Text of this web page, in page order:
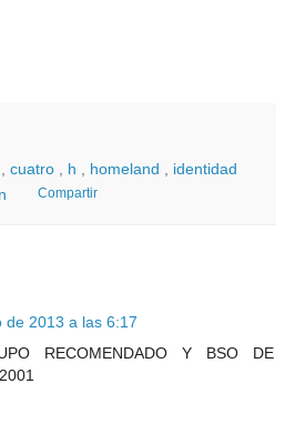
cuatro h homeland
identidad
Compartir
de 2013 a las 6:17
RECOMENDADO Y BSO DE